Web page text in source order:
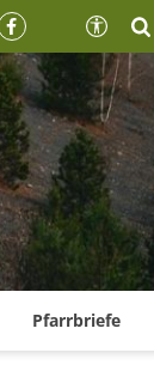
Pfarrbriefe